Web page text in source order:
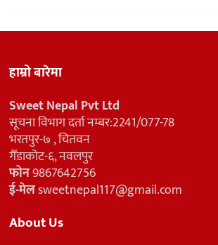
हाम्रो बारेमा
Sweet Nepal Pvt Ltd
सूचना विभाग दर्ता नम्बर:2241/077-78
भरतपुर-७ , चितवन
गैँडाकोट-६, नवलपुर
फोन9867642756
ई-मेलsweetnepal117@gmail.com
About Us